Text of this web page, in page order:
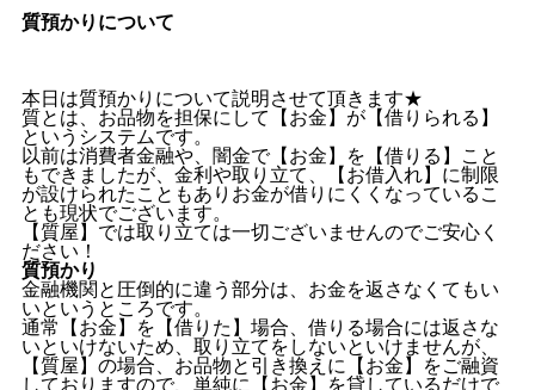
質預かりについて
本日は質預かりについて説明させて頂きます★
質とは、お品物を担保にして【お金】が【借りられる】
というシステムです。
以前は消費者金融や、闇金で【お金】を【借りる】こと
もできましたが、金利や取り立て、【お借入れ】に制限
が設けられたこともありお金が借りにくくなっているこ
とも現状でございます。
【質屋】では取り立ては一切ございませんのでご安心く
ださい！
質預かり
金融機関と圧倒的に違う部分は、お金を返さなくてもい
いというところです。
通常【お金】を【借りた】場合、借りる場合には返さな
いといけないため、取り立てをしないといけませんが、
【質屋】の場合、お品物と引き換えに【お金】をご融資
しておりますので、単純に【お金】を貸しているだけで